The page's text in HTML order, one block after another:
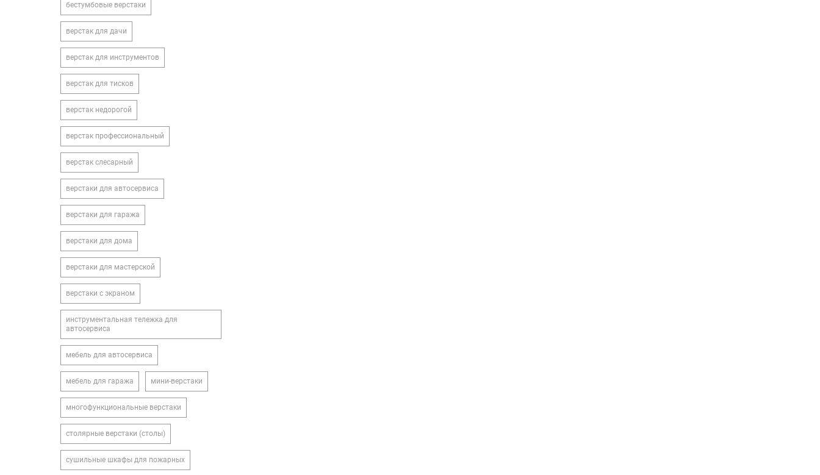
бестумбовые верстаки
верстак для дачи
верстак для инструментов
верстак для тисков
верстак недорогой
верстак профессиональный
верстак слесарный
верстаки для автосервиса
верстаки для гаража
верстаки для дома
верстаки для мастерской
верстаки с экраном
инструментальная тележка для
автосервиса
мебель для автосервиса
мебель для гаража мини-верстаки
многофункциональные верстаки
столярные верстаки (столы)
сушильные шкафы для пожарных